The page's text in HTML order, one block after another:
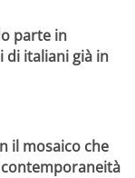
parte in
di italiani già in
il mosaico che